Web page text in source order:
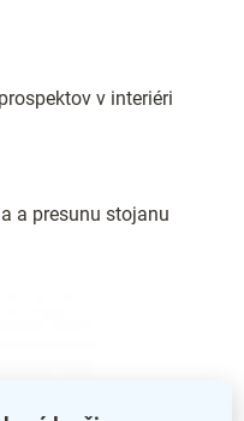
v interiéri
a presunu stojanu